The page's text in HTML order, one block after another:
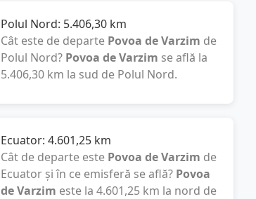
Polul Nord: 5.406,30 km
Cât este de departe Povoa de Varzim de
Polul Nord? Povoa de Varzim se află la
5.406,30 km la sud de Polul Nord.
Ecuator: 4.601,25 km
Cât de departe este Povoa de Varzim de
Ecuator și în ce emisferă se află? Povoa
de Varzim este la 4.601,25 km la nord de